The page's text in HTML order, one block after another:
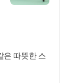
은 따뜻한 스